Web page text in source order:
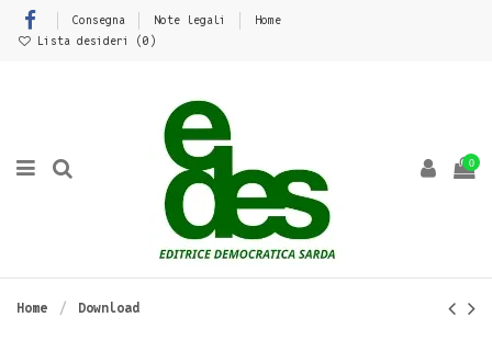
Consegna Note legali
Home
Lista desideri (0 )
0
Home Download